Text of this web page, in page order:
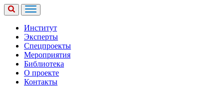
Институт
Эксперты
Спецпроекты
Мероприятия
Библиотека
О проекте
Контакты